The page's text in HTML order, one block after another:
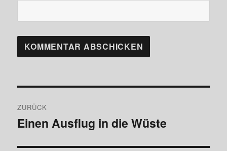
ZURÜCK
Vorheriger
Einen Ausflug in die Wüste